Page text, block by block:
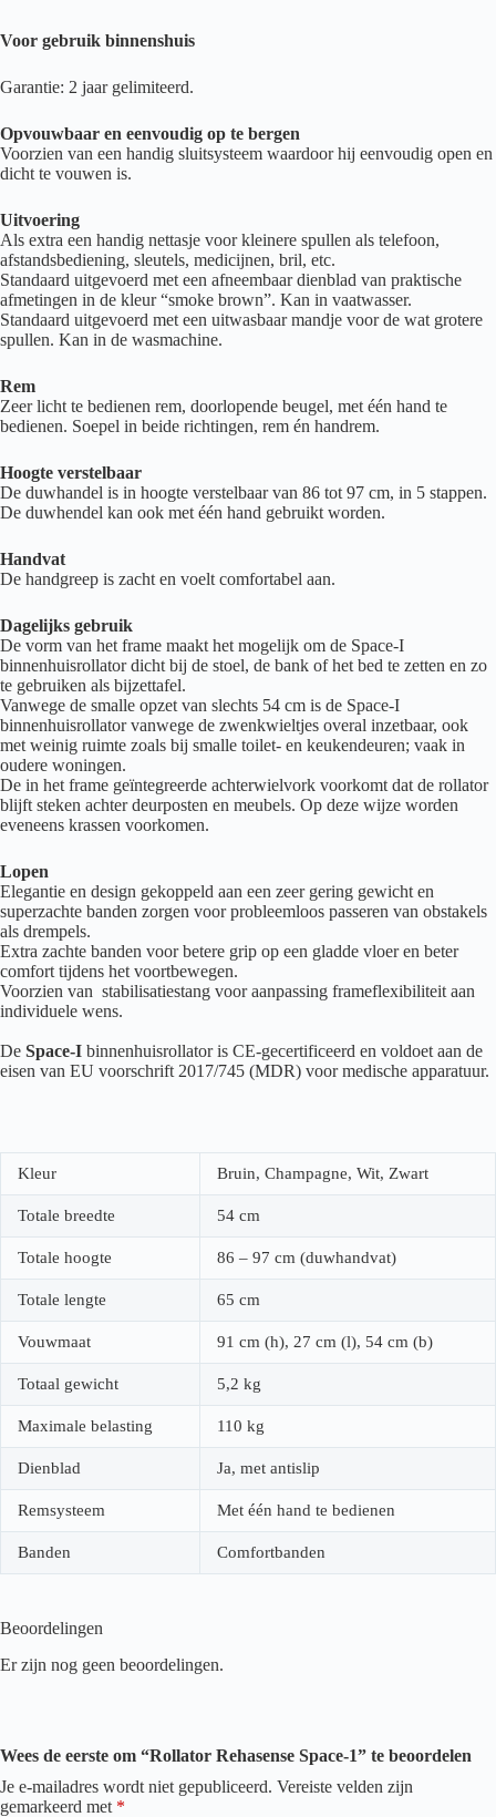
Voor gebruik binnenshuis
Garantie: 2 jaar gelimiteerd.
Opvouwbaar en eenvoudig op te bergen
Voorzien van een handig sluitsysteem waardoor hij eenvoudig open en
dicht te vouwen is.
Uitvoering
Als extra een handig nettasje voor kleinere spullen als telefoon,
afstandsbediening, sleutels, medicijnen, bril, etc.
Standaard uitgevoerd met een afneembaar dienblad van praktische
afmetingen in de kleur “smoke brown”. Kan in vaatwasser.
Standaard uitgevoerd met een uitwasbaar mandje voor de wat grotere
spullen. Kan in de wasmachine.
Rem
Zeer licht te bedienen rem, doorlopende beugel, met één hand te
bedienen. Soepel in beide richtingen, rem én handrem.
Hoogte verstelbaar
De duwhandel is in hoogte verstelbaar van 86 tot 97 cm, in 5 stappen.
De duwhendel kan ook met één hand gebruikt worden.
Handvat
De handgreep is zacht en voelt comfortabel aan.
Dagelijks gebruik
De vorm van het frame maakt het mogelijk om de Space-I
binnenhuisrollator dicht bij de stoel, de bank of het bed te zetten en zo
te gebruiken als bijzettafel.
Vanwege de smalle opzet van slechts 54 cm is de Space-I
binnenhuisrollator vanwege de zwenkwieltjes overal inzetbaar, ook
met weinig ruimte zoals bij smalle toilet- en keukendeuren; vaak in
oudere woningen.
De in het frame geïntegreerde achterwielvork voorkomt dat de rollator
blijft steken achter deurposten en meubels. Op deze wijze worden
eveneens krassen voorkomen.
Lopen
Elegantie en design gekoppeld aan een zeer gering gewicht en
superzachte banden zorgen voor probleemloos passeren van obstakels
als drempels.
Extra zachte banden voor betere grip op een gladde vloer en beter
comfort tijdens het voortbewegen.
Voorzien van stabilisatiestang voor aanpassing frameflexibiliteit aan
individuele wens.
De Space-I binnenhuisrollator is CE-gecertificeerd en voldoet aan de
eisen van EU voorschrift 2017/745 (MDR) voor medische apparatuur.
Kleur Bruin, Champagne, Wit, Zwart
Totale breedte 54 cm
Totale hoogte 86 – 97 cm (duwhandvat)
Totale lengte 65 cm
Vouwmaat 91 cm (h), 27 cm (l), 54 cm (b)
Totaal gewicht 5,2 kg
Maximale belasting 110 kg
Dienblad Ja, met antislip
Remsysteem Met één hand te bedienen
Banden Comfortbanden
Beoordelingen
Er zijn nog geen beoordelingen.
Wees de eerste om “Rollator Rehasense Space-1” te beoordelen
Je e-mailadres wordt niet gepubliceerd. Vereiste velden zijn
gemarkeerd met *